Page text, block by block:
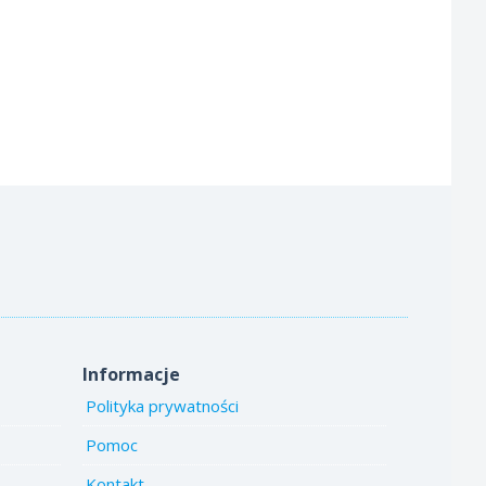
Informacje
Polityka prywatności
Pomoc